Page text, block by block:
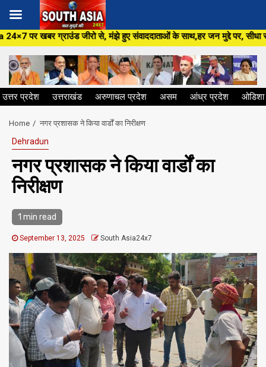
Skip
to
content
जीरो से, मंझे हुए संवाददाताओं के साथ,हर जन मुद्दे पर, सीधा सवाल
उत्तर प्रदेश उत्तराखंड अरुणाचल प्रदेश असम आंध्र प्रदेश ओडिशा
Home नगर प्रशासक ने किया वार्डों का निरीक्षण
Dehradun
नगर प्रशासक ने किया वार्डों का
निरीक्षण
1 min read
September 13, 2025 South Asia24x7